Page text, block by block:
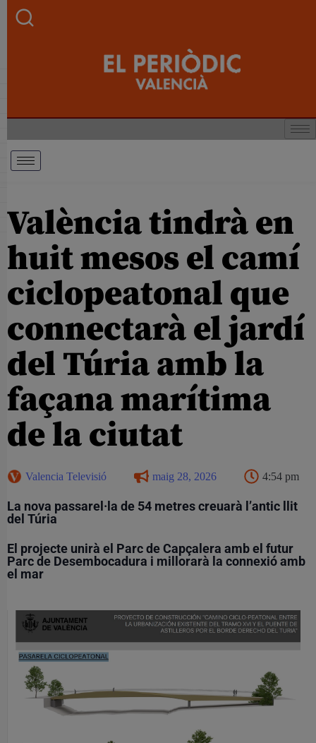
València tindrà en
huit mesos el camí
ciclopeatonal que
connectarà el jardí
del Túria amb la
façana marítima
de la ciutat
Valencia Televisió maig 28, 2026 4:54 pm
La nova passarel·la de 54 metres creuarà l’antic llit
del Túria
El projecte unirà el Parc de Capçalera amb el futur
Parc de Desembocadura i millorarà la connexió amb
el mar